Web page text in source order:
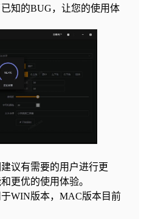
知的BUG，让您的使用体
议有需要的用户进行更
更优的使用体验。
WIN版本，MAC版本目前